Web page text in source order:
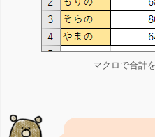
マクロで合計